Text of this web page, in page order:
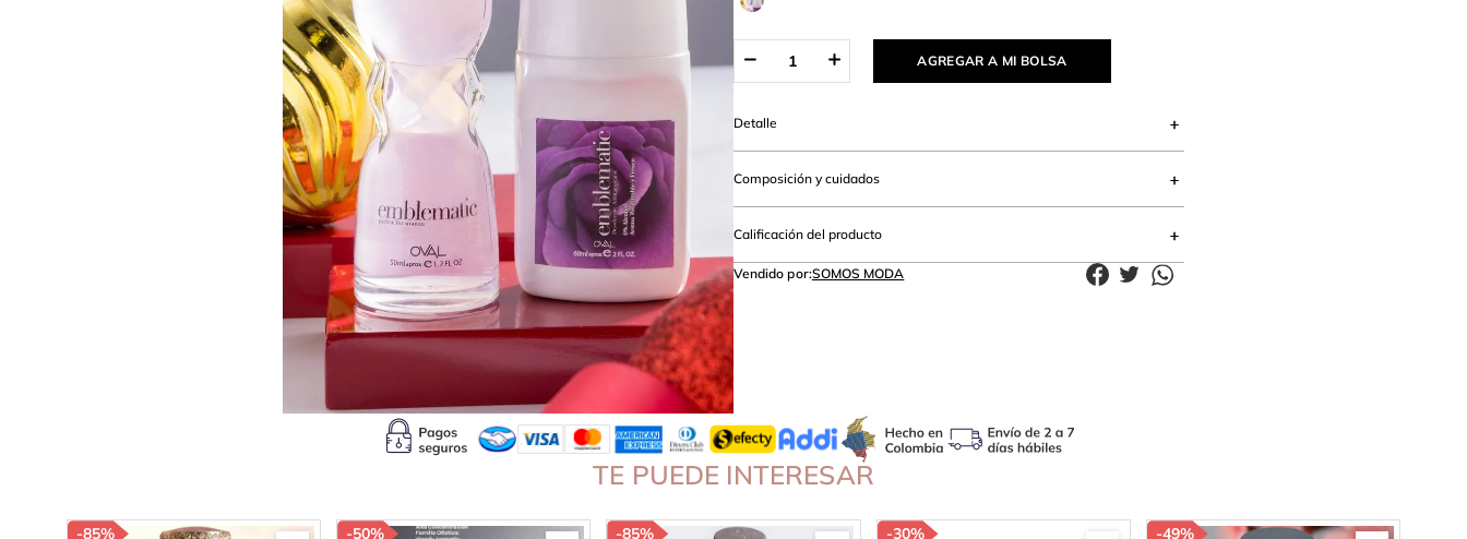
AGREGAR A MI BOLSA
Detalle
Composición y cuidados
Calificación del producto
Vendido por:SOMOS MODA
TE PUEDE INTERESAR
-85% -50% -85% -30% -49%
blanco